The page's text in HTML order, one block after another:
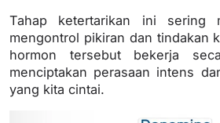
Tahap ketertarikan ini sering
mengontrol pikiran dan tindakan
hormon tersebut bekerja
menciptakan perasaan intens
yang kita cintai.